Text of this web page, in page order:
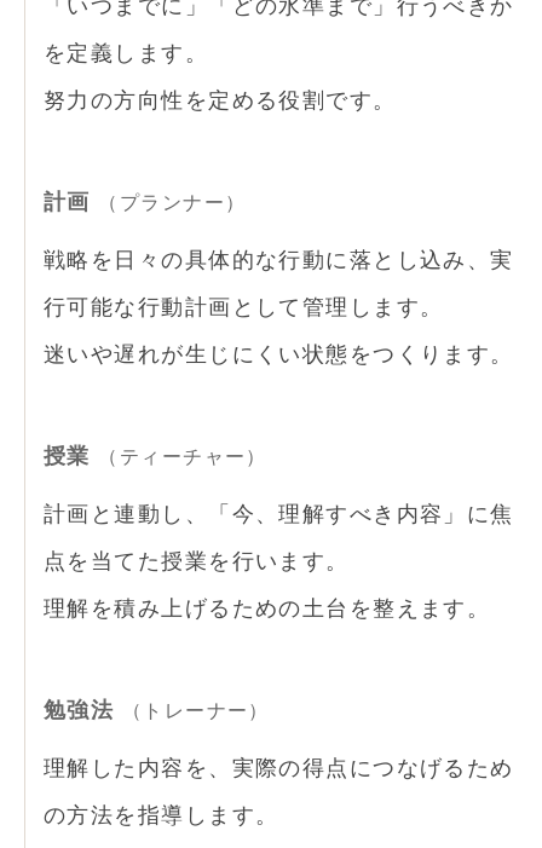
「いつまでに」「どの水準まで」行うべきか
を定義します。
努力の方向性を定める役割です。
計画 （プランナー）
戦略を日々の具体的な行動に落とし込み、実
行可能な行動計画として管理します。
迷いや遅れが生じにくい状態をつくります。
授業 （ティーチャー）
計画と連動し、「今、理解すべき内容」に焦
点を当てた授業を行います。
理解を積み上げるための土台を整えます。
勉強法 （トレーナー）
理解した内容を、実際の得点につなげるため
の方法を指導します。